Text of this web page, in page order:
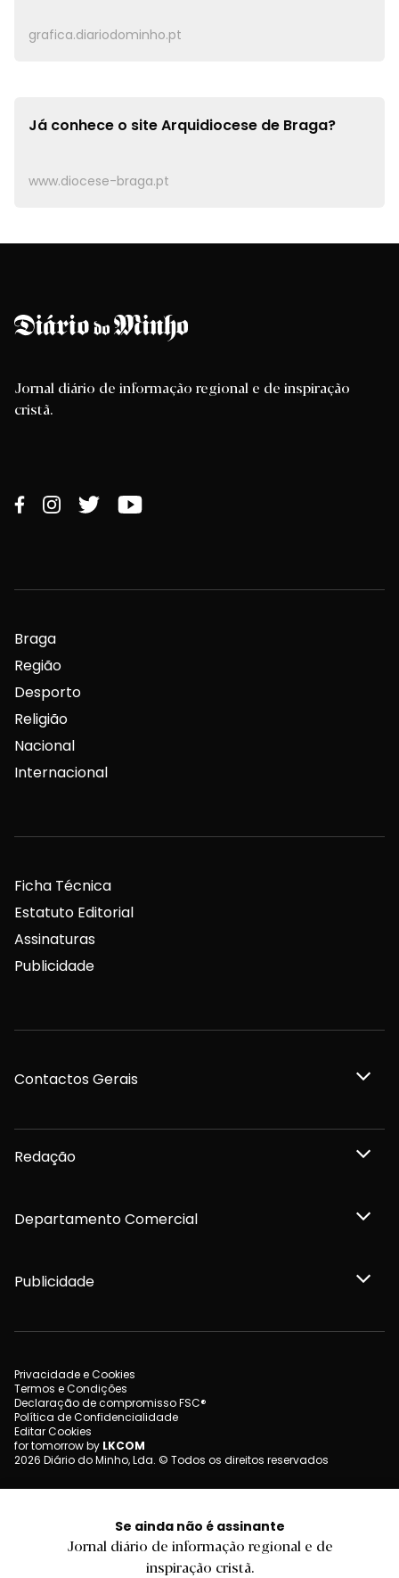
grafica.diariodominho.pt
Já conhece o siteArquidiocese de Braga?
www.diocese-braga.pt
Se ainda não é assinante
Jornal diário de informação regional e de
inspiração cristã.
Jornal diário de informação regional e de inspiração
cristã.
Braga
Região
Desporto
Religião
Nacional
Internacional
Ficha Técnica
Estatuto Editorial
Assinaturas
Publicidade
Contactos Gerais
Redação
Departamento Comercial
Publicidade
Privacidade e Cookies
Termos e Condições
Declaração de compromisso FSC®
Política de Confidencialidade
Editar Cookies
for tomorrow by LKCOM
2026 Diário do Minho, Lda. © Todos os direitos reservados